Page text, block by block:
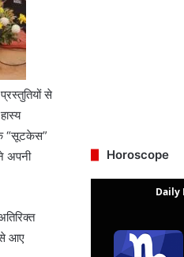
से
“सूटकेस”
अपनी
से आए
Horoscope